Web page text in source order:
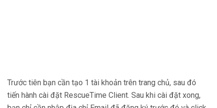
Trước tiên bạn cần tạo 1 tài khoản trên trang chủ, sau đó
tiến hành cài đặt RescueTime Client. Sau khi cài đặt xong,